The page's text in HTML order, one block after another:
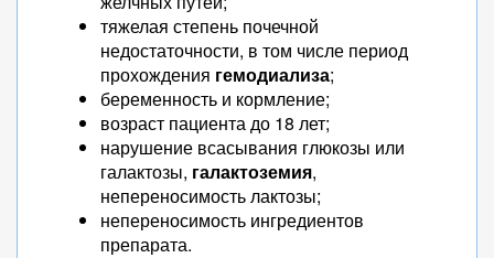
тяжелая степень почечной
недостаточности, в том числе период
прохождения гемодиализа;
беременность и кормление;
возраст пациента до 18 лет;
нарушение всасывания глюкозы или
галактозы, галактоземия,
непереносимость лактозы;
непереносимость ингредиентов
препарата.